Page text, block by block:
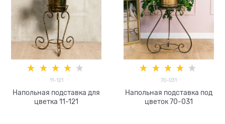
11-121
Напольная подставка для
цветка 11-121
70-031
Напольная подставка под
цветок 70-031